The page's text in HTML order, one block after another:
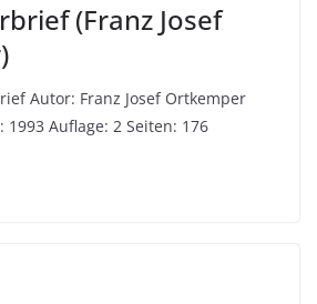
(Franz Josef
Autor: Franz Josef Ortkemper
1993 Auflage: 2 Seiten: 176